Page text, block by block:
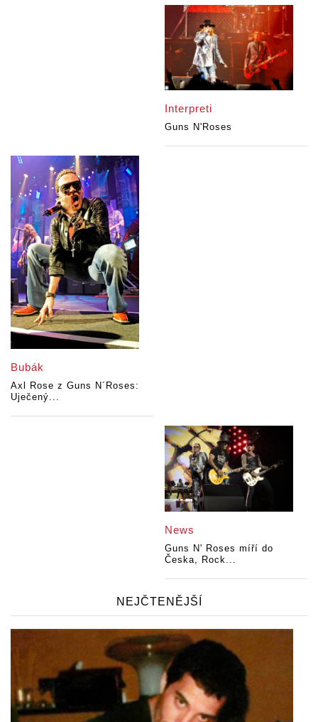
Interpreti
Guns N'Roses
Bubák
Axl Rose z Guns N´Roses:
Uječený...
News
Guns N' Roses míří do
Česka, Rock...
NEJČTENĚJŠÍ